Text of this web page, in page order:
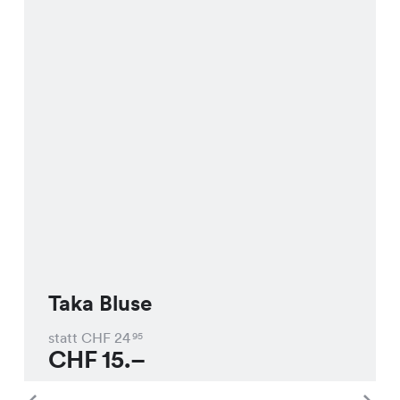
Taka Bluse
statt CHF 2495
CHF15.–